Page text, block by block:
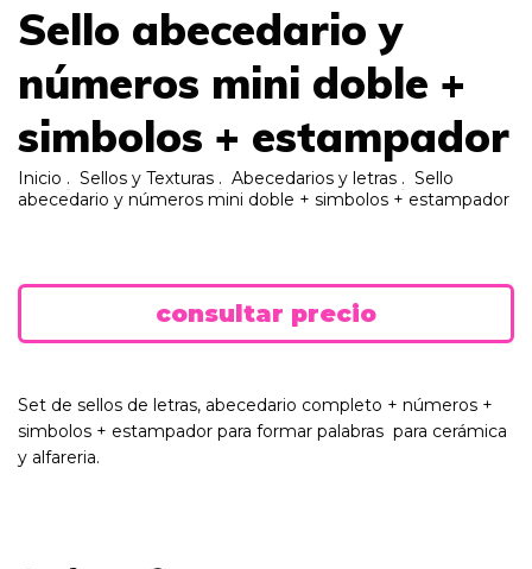
Sello abecedario y
números mini doble +
simbolos + estampador
Inicio . Sellos y Texturas . Abecedarios y letras . Sello
abecedario y números mini doble + simbolos + estampador
Set de sellos de letras, abecedario completo + números +
simbolos + estampador para formar palabras para cerámica
y alfareria.